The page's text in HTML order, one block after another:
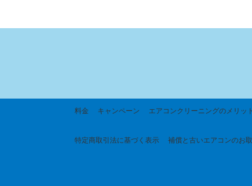
料金 キャンペーン エアコンクリーニングのメリット
特定商取引法に基づく 表示 補償と古いエアコンのお